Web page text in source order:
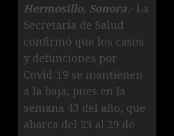
Hermosillo, Sonora.- La
Secretaría de Salud
confirmó que los casos
y defunciones por
Covid-19 se mantienen
a la baja, pues en la
semana 43 del año, que
abarca del 23 al 29 de